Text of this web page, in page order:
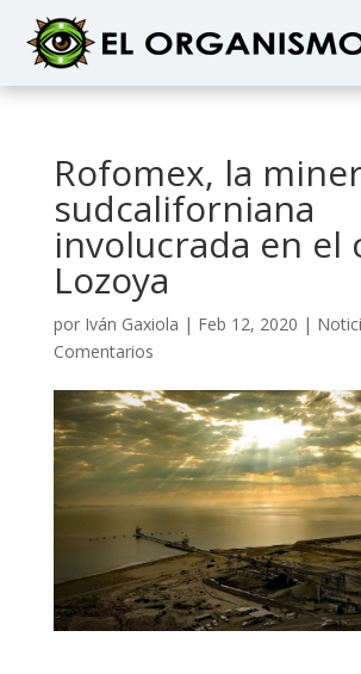
Rofomex, la
sudcaliforniana
involucrada en el
Lozoya
por Iván Gaxiola | Feb 12, 2020 |
Comentarios